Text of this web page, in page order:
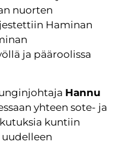
nuorten
Haminan
ja pääroolissa
Hannu
yhteen sote- ja
kuntiin